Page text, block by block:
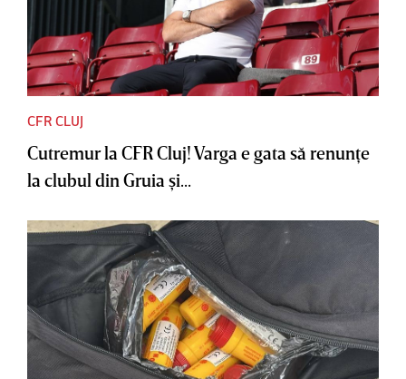
CFR CLUJ
Cutremur la CFR Cluj! Varga e gata să renunţe
la clubul din Gruia şi...